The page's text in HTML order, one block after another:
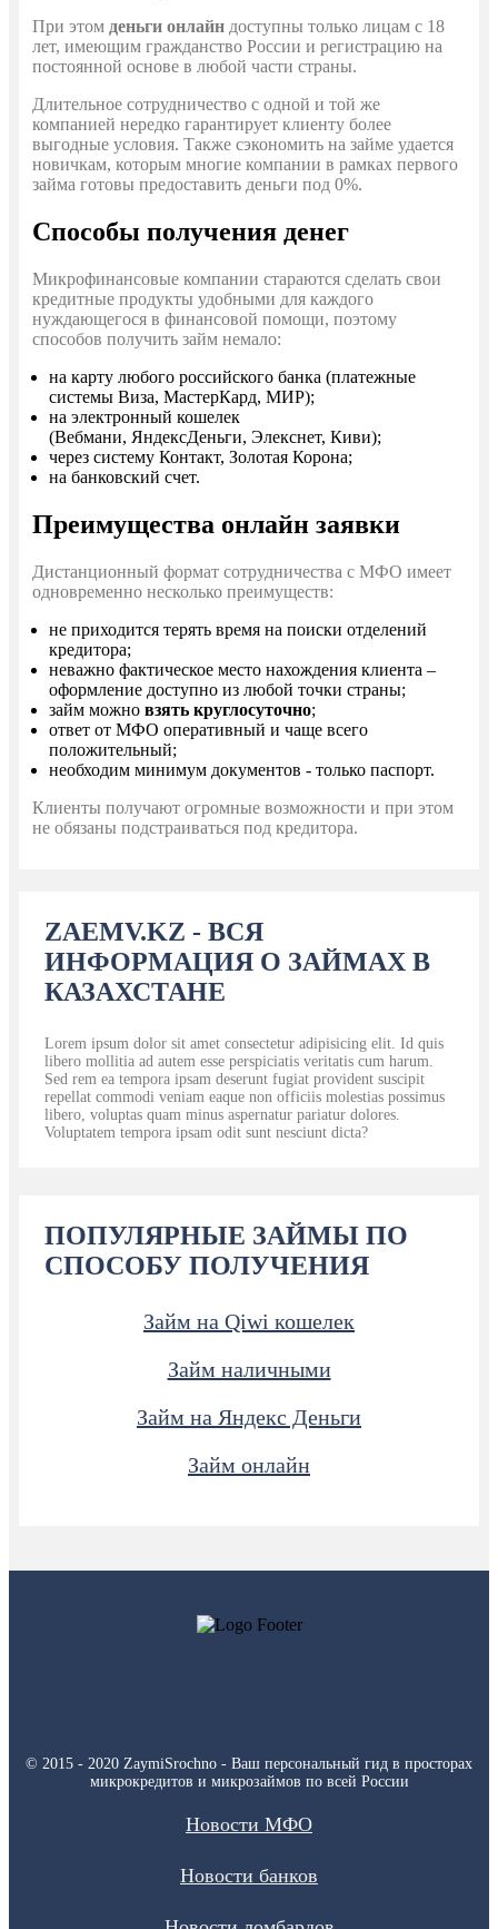
При этом деньги онлайндоступны только лицам с 18
лет, имеющим гражданство России и регистрацию на
постоянной основе в любой части страны.
Длительное сотрудничество с одной и той же
компанией нередко гарантирует клиенту более
выгодные условия. Также сэкономить на займе удается
новичкам, которым многие компании в рамках первого
займа готовы предоставить деньги под 0%.
Способы получения денег
Микрофинансовые компании стараются сделать свои
кредитные продукты удобными для каждого
нуждающегося в финансовой помощи, поэтому
способов получить займ немало:
на карту любого российского банка (платежные
системы Виза, МастерКард, МИР);
на электронный кошелек
(Вебмани, ЯндексДеньги, Элекснет, Киви);
через систему Контакт, Золотая Корона;
на банковский счет.
Преимущества онлайн заявки
Дистанционный формат сотрудничества с МФО имеет
одновременно несколько преимуществ:
не приходится терять время на поиски отделений
кредитора;
неважно фактическое место нахождения клиента –
оформление доступно из любой точки страны;
займ можно взять круглосуточно;
ответ от МФО оперативный и чаще всего
положительный;
необходим минимум документов - только паспорт.
Клиенты получают огромные возможности и при этом
не обязаны подстраиваться под кредитора.
ZAEMV.KZ - ВСЯ
ИНФОРМАЦИЯ О ЗАЙМАХ В
КАЗАХСТАНЕ
Lorem ipsum dolor sit amet consectetur adipisicing elit. Id quis
libero mollitia ad autem esse perspiciatis veritatis cum harum.
Sed rem ea tempora ipsam deserunt fugiat provident suscipit
repellat commodi veniam eaque non officiis molestias possimus
libero, voluptas quam minus aspernatur pariatur dolores.
Voluptatem tempora ipsam odit sunt nesciunt dicta?
ПОПУЛЯРНЫЕ ЗАЙМЫ ПО
СПОСОБУ ПОЛУЧЕНИЯ
Займ на Qiwi кошелек
Займ наличными
Займ на Яндекс Деньги
Займ онлайн
© 2015 - 2020 ZaymiSrochno - Ваш персональный гид в просторах
микрокредитов и микрозаймов по всей России
Новости МФО
Новости банков